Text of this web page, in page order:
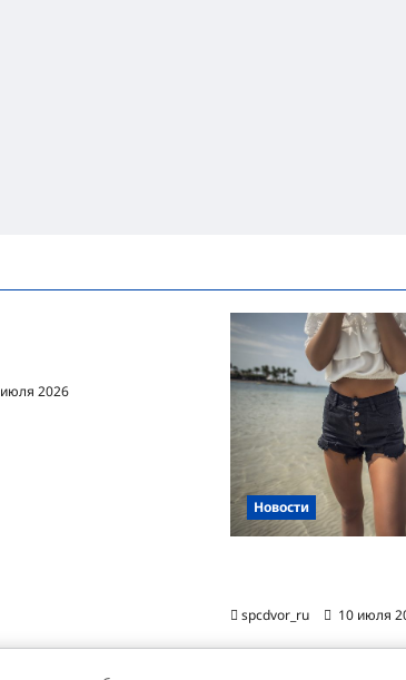
2026
Новости
spcdvor_ru
10 июля